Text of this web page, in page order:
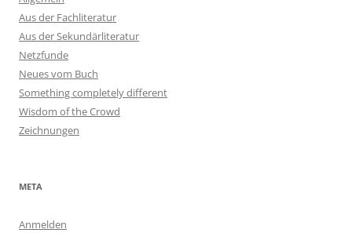
Aus der Fachliteratur
Aus der Sekundärliteratur
Netzfunde
Neues vom Buch
Something completely different
Wisdom of the Crowd
Zeichnungen
META
Anmelden